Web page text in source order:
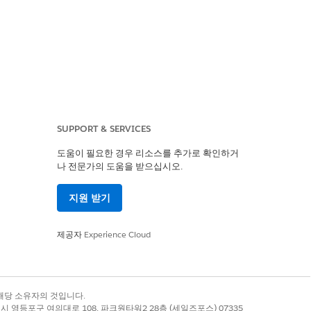
에 대해 알아보십시오.
.
적에 고객 데이터를 사용하는 데 동의합
SUPPORT & SERVICES
도움이 필요한 경우 리소스를 추가로 확인하거
나 전문가의 도움을 받으십시오.
지원 받기
제공자 Experience Cloud
소유자의 것입니다.
영등포구 여의대로 108, 파크원타워2 28층 (세일즈포스) 07335